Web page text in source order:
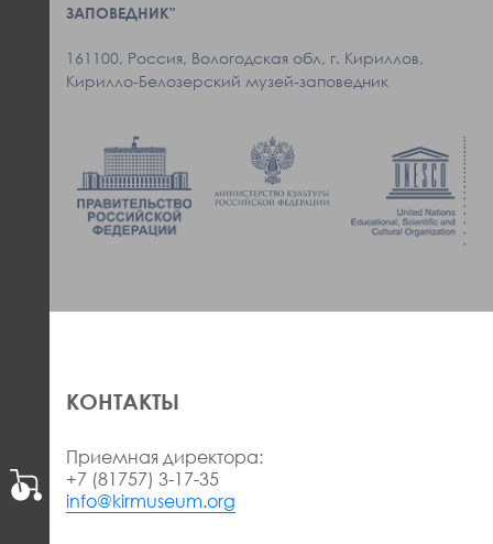
ЗАПОВЕДНИК"
161100, Россия, Вологодская обл, г. Кириллов,
Кирилло-Белозерский музей-заповедник
КОНТАКТЫ
Приемная директора:
+7 (81757) 3-17-35
info@kirmuseum.org